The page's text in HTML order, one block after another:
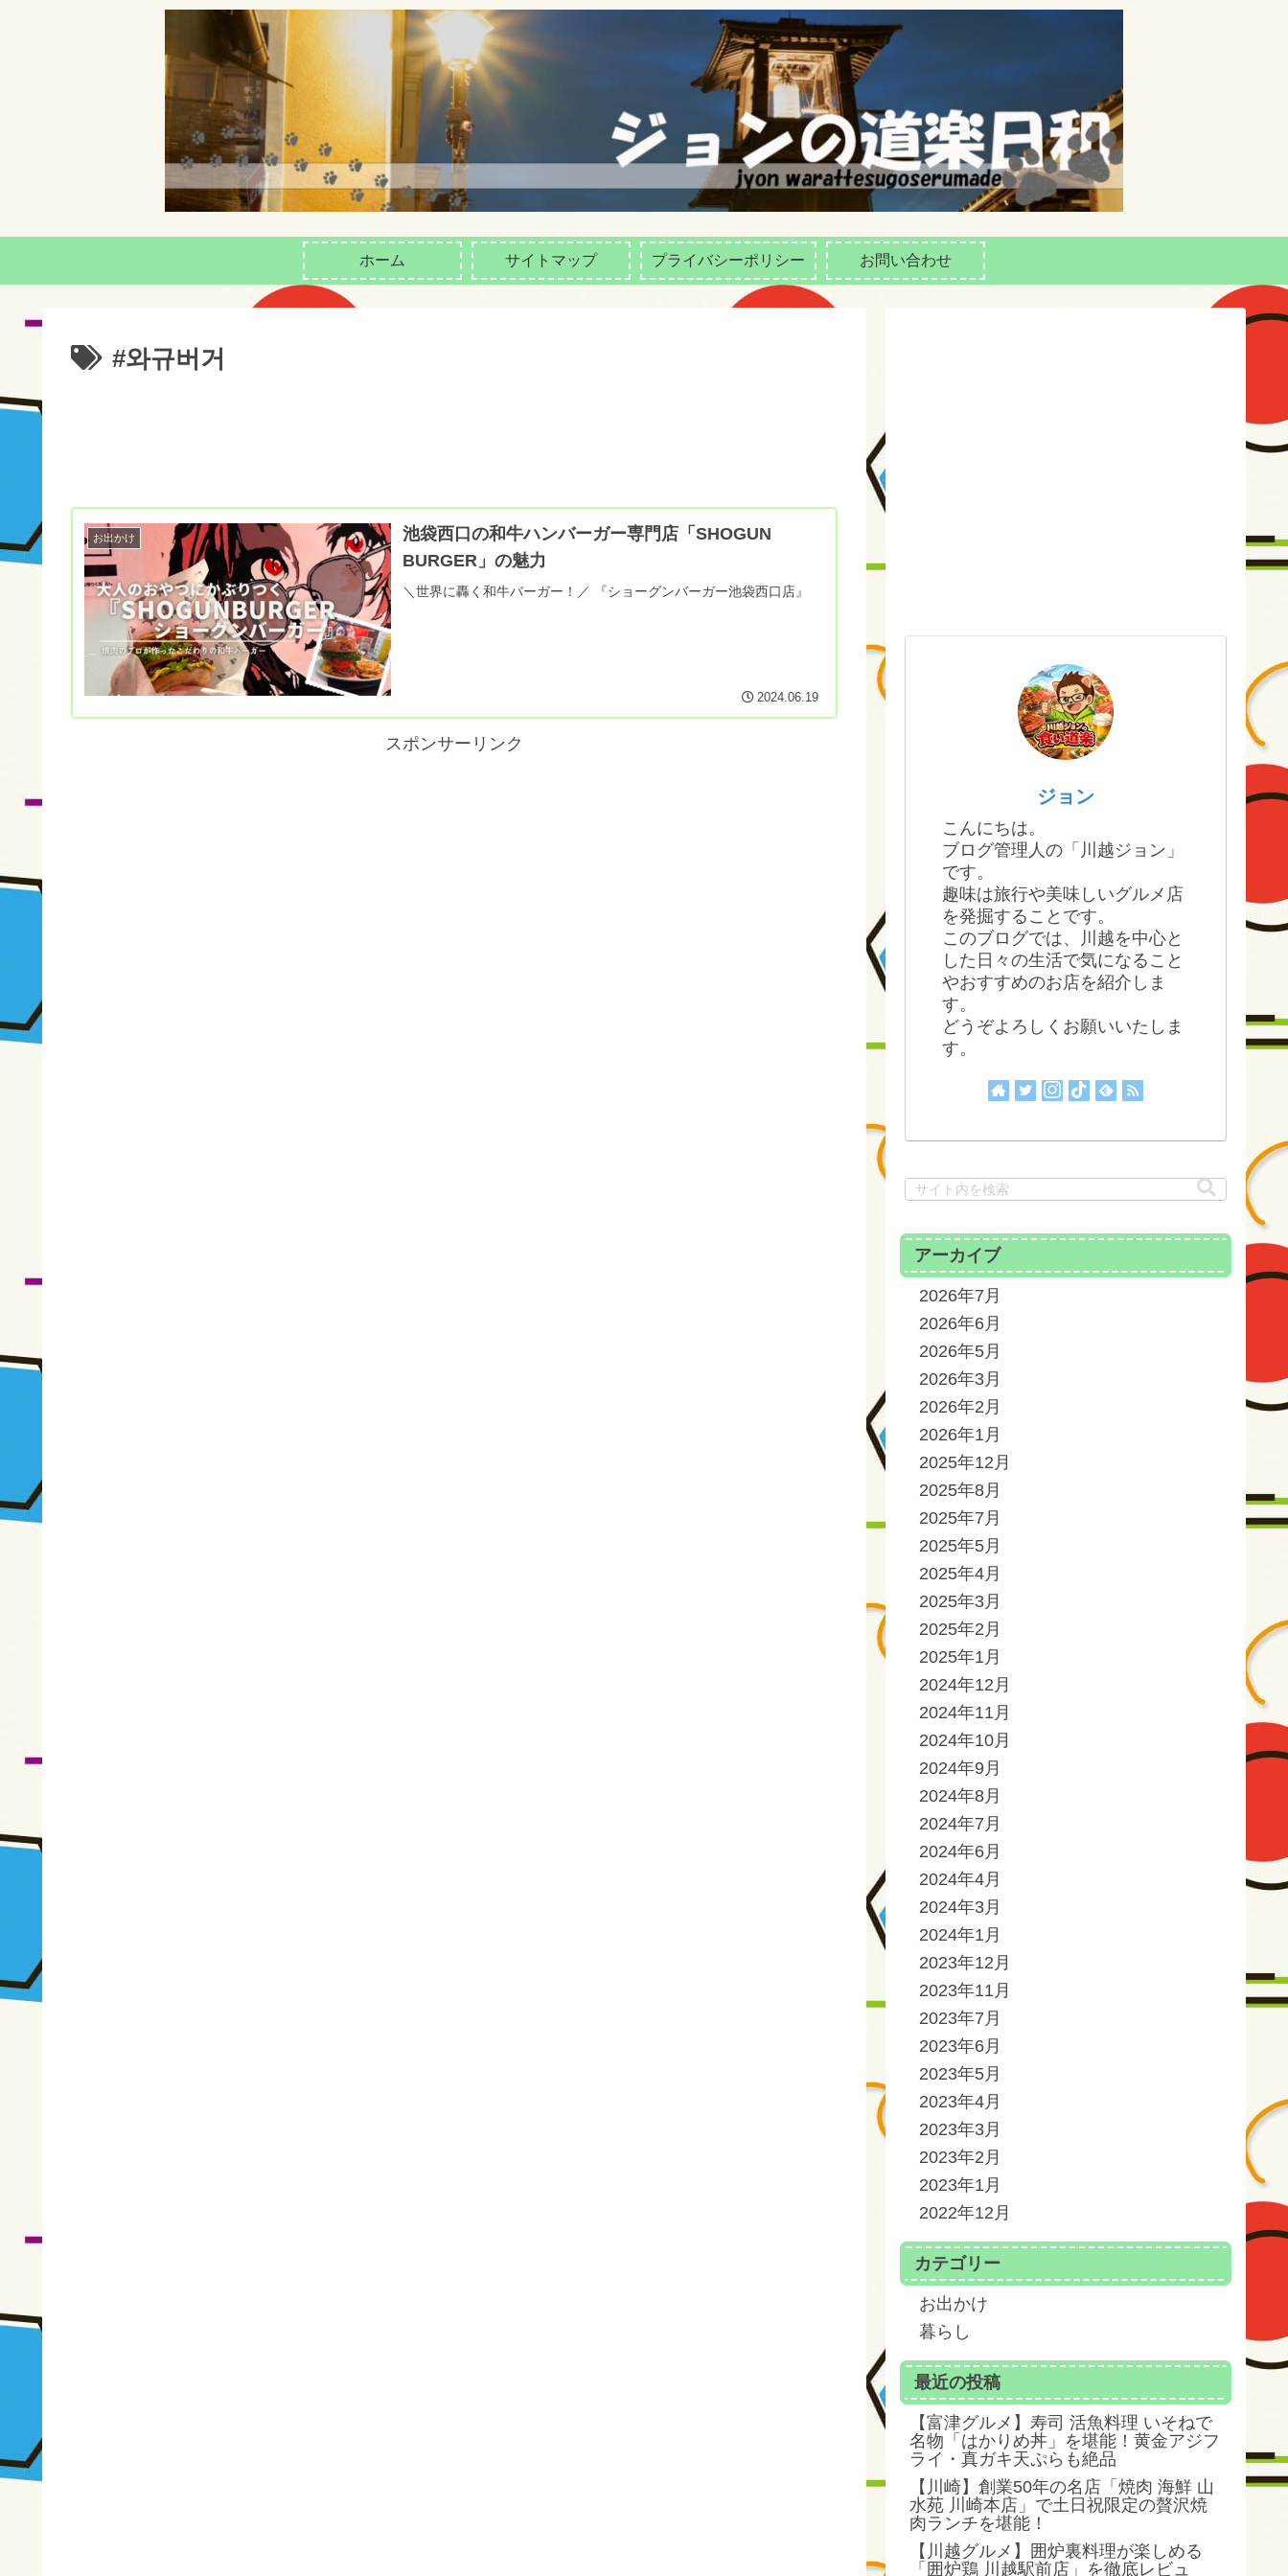
ホーム サイトマップ プライバシーポリシー お問い合わせ
#와규버거
お出かけ
池袋西口の和牛ハンバーガー専門店「SHOGUN
BURGER」の魅力
＼世界に轟く和牛バーガー！／ 『ショーグンバーガー池袋西口店』
2024.06.19
スポンサーリンク
ジョン
こんにちは。
ブログ管理人の「川越ジョン」
です。
趣味は旅行や美味しいグルメ店
を発掘することです。
このブログでは、川越を中心と
した日々の生活で気になること
やおすすめのお店を紹介しま
す。
どうぞよろしくお願いいたしま
す。
アーカイブ
2026年7月
2026年6月
2026年5月
2026年3月
2026年2月
2026年1月
2025年12月
2025年8月
2025年7月
2025年5月
2025年4月
2025年3月
2025年2月
2025年1月
2024年12月
2024年11月
2024年10月
2024年9月
2024年8月
2024年7月
2024年6月
2024年4月
2024年3月
2024年1月
2023年12月
2023年11月
2023年7月
2023年6月
2023年5月
2023年4月
2023年3月
2023年2月
2023年1月
2022年12月
カテゴリー
お出かけ
暮らし
最近の投稿
【富津グルメ】寿司 活魚料理 いそねで
名物「はかりめ丼」を堪能！黄金アジフ
ライ・真ガキ天ぷらも絶品
【川崎】創業50年の名店「焼肉 海鮮 山
水苑 川崎本店」で土日祝限定の贅沢焼
肉ランチを堪能！
【川越グルメ】囲炉裏料理が楽しめる
「囲炉鶏 川越駅前店」を徹底レビュ